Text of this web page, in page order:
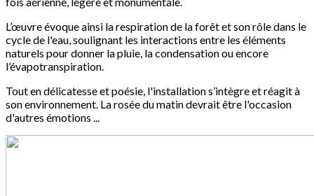
L’œuvre évoque ainsi la respiration de la forêt et son rôle dans le
cycle de l'eau, soulignant les interactions entre les éléments
naturels pour donner la pluie, la condensation ou encore
l’évapotranspiration.
Tout en délicatesse et poésie, l'installation s’intègre et réagit à
son environnement. La rosée du matin devrait être l'occasion
d'autres émotions ...